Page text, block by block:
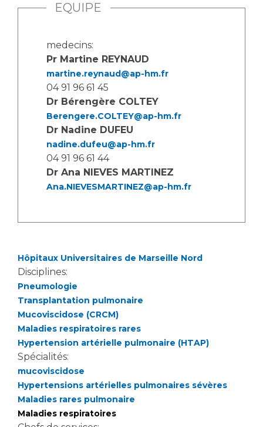
Laïcité et cultes
Les associations
Livret d'accueil
Salon des familles
Transports sanitaires
Vos droits, vos devoirs
Handicap
Mouvement Parcours Handicap 13
Activité physique
Cancer
Médecine nucléaire
Chercheurs
La recherche clinique à l'AP-HM
Les structures de recherche
Écoles et Instituts de Formation
Plateforme des internes
Professionnels de santé
Adresser un patient
Réseaux de soins
Adresser un examen au Laboratoire de Biologie
Médicale
Radiologie / Imagerie
Cancérologie
Les pôles d'activité médicale
Anatomie et Cytologie Pathologiques
Adresser un examen au Laboratoire d'Infectiologie
Centres de référence Maladies Rares
Plateforme d'Expertise Maladies Rares
EQUIPE
medecins:
Pr Martine REYNAUD
martine.reynaud@ap-hm.fr
04 91 96 61 45
Dr Bérengère COLTEY
Berengere.COLTEY@ap-hm.fr
Dr Nadine DUFEU
nadine.dufeu@ap-hm.fr
04 91 96 61 44
Dr Ana NIEVES MARTINEZ
Ana.NIEVESMARTINEZ@ap-hm.fr
Hôpitaux Universitaires de Marseille Nord
Disciplines:
Pneumologie
Transplantation pulmonaire
Mucoviscidose (CRCM)
Maladies respiratoires rares
Hypertension artérielle pulmonaire (HTAP)
Spécialités:
mucoviscidose
Hypertensions artérielles pulmonaires sévères
Maladies rares pulmonaire
Maladies respiratoires